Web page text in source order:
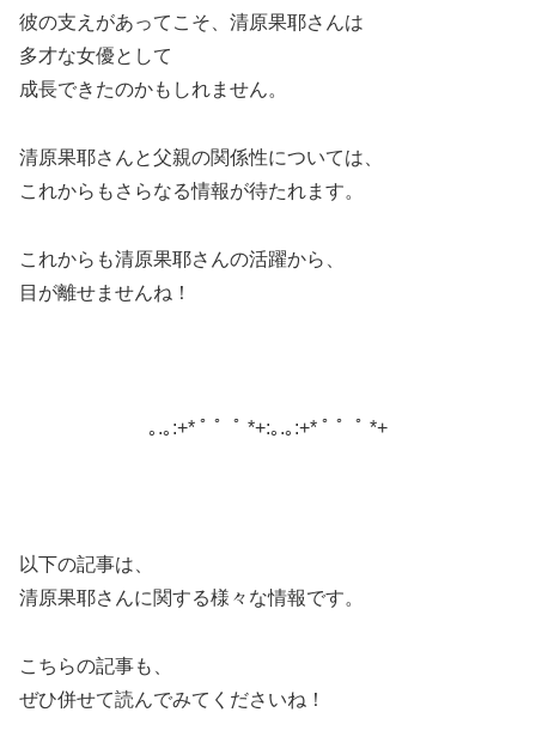
彼の支えがあってこそ、清原果耶さんは
多才な女優として
成長できたのかもしれません。
清原果耶さんと父親の関係性については、
これからもさらなる情報が待たれます。
これからも清原果耶さんの活躍から、
目が離せませんね！
｡.｡:+* ﾟ ゜ﾟ *+:｡.｡:+* ﾟ ゜ﾟ *+
以下の記事は、
清原果耶さんに関する様々な情報です。
こちらの記事も、
ぜひ併せて読んでみてくださいね！